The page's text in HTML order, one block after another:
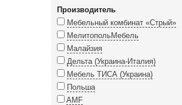
Производитель
Мебельный комбинат «Стрый»
МелитопольМебель
Малайзия
Дельта (Украина-Италия)
Мебель ТИСА (Украина)
Польша
AMF